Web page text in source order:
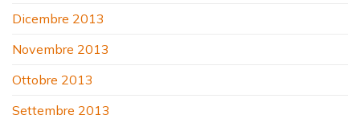
Dicembre 2013
Novembre 2013
Ottobre 2013
Settembre 2013